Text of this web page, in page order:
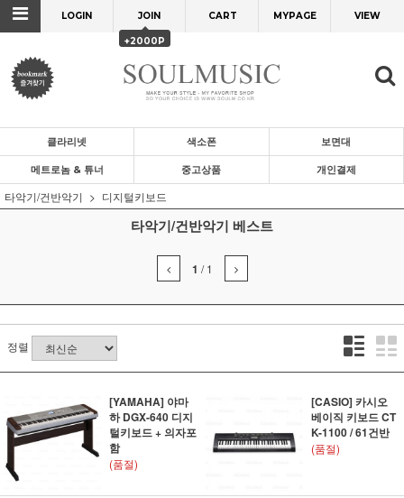
LOGIN JOIN
+2000P
CART MYPAGE VIEW
클라리넷 색소폰 보면대
메트로놈 & 튜너 중고상품 개인결제
타악기/건반악기 디지털키보드
타악기/건반악기 베스트
1 /1
정렬
[YAMAHA] 야마
하 DGX-640 디지
털키보드 + 의자포
함
(품절)
[CASIO] 카시오
베이직 키보드 CT
K-1100 / 61건반
(품절)